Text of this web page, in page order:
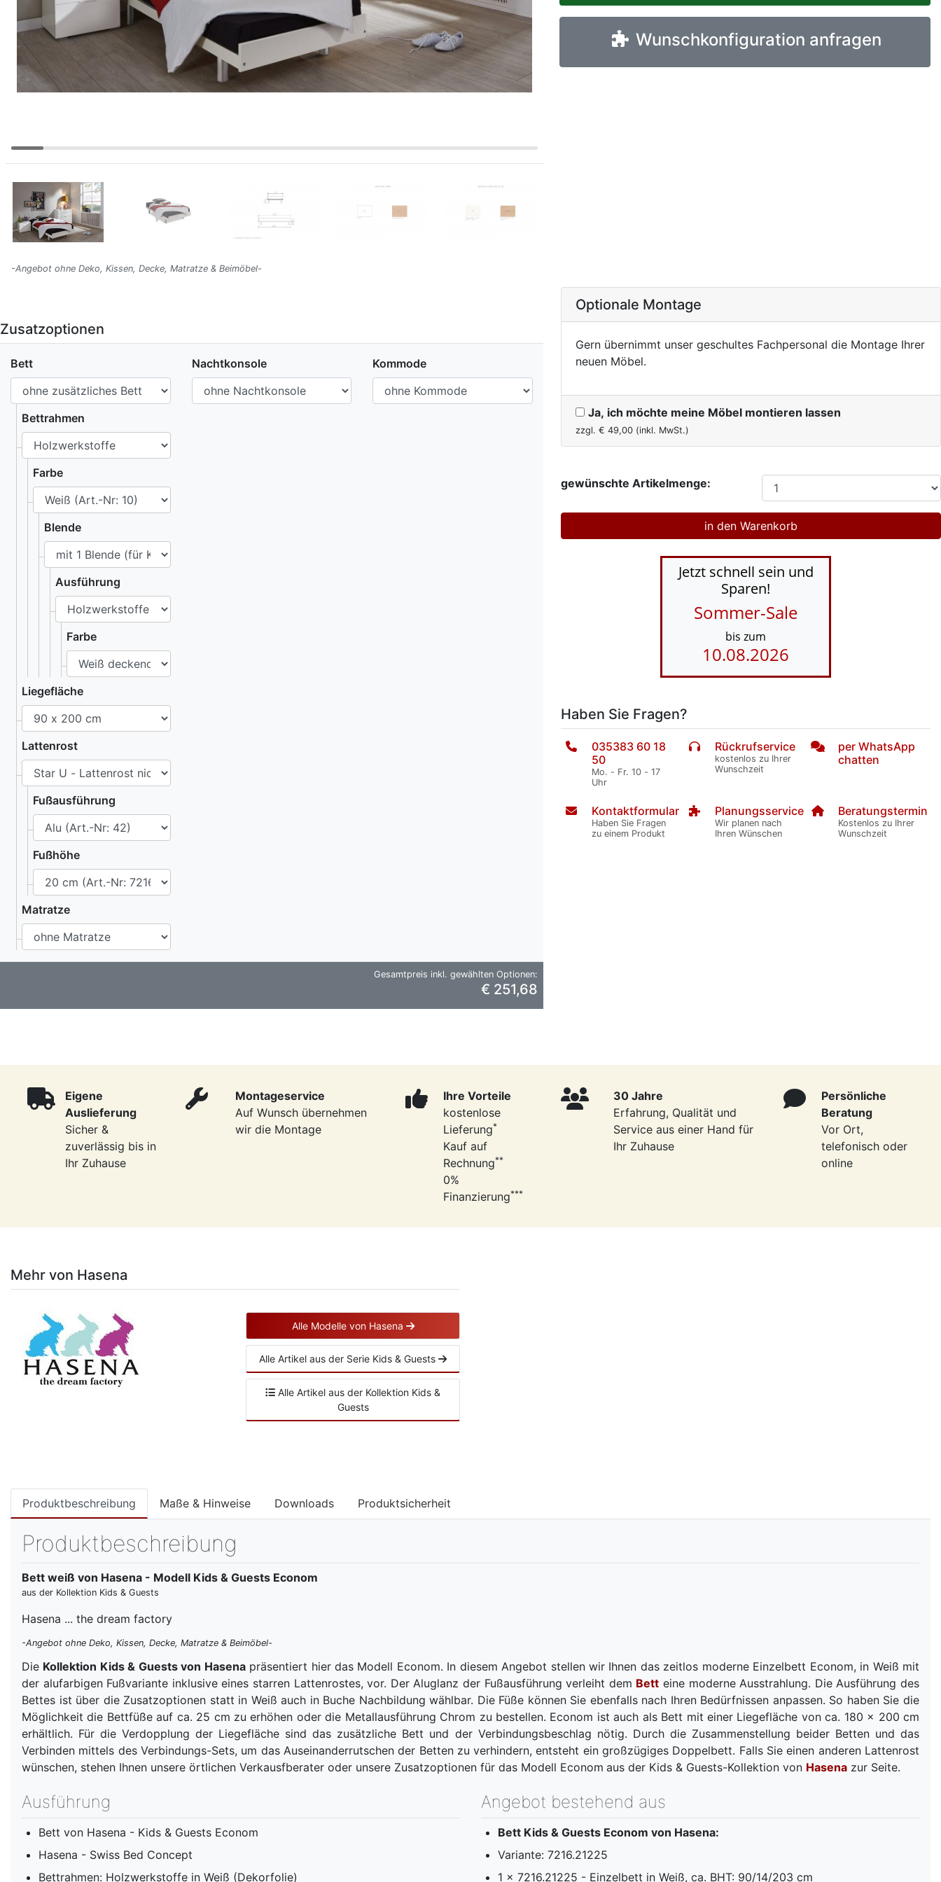
-Angebot ohne Deko, Kissen, Decke, Matratze & Beimöbel-
Wunschkonfiguration anfragen
Zusatzoptionen
Bett
Bettrahmen
Farbe
Blende
Ausführung
Farbe
Liegefläche
Lattenrost
Fußausführung
Fußhöhe
Matratze
Nachtkonsole Kommode
Gesamtpreis inkl. gewählten Optionen:
€ 251,68
Optionale Montage
Gern übernimmt unser geschultes Fachpersonal die Montage Ihrer
neuen Möbel.
Ja, ich möchte meine Möbel montieren lassen
zzgl. € 49,00 (inkl. MwSt.)
gewünschte Artikelmenge:
Jetzt schnell sein und
Sparen!
Sommer-Sale
bis zum
10.08.2026
Haben Sie Fragen?
035383 60 18
50
Mo. - Fr. 10 - 17
Uhr
Rückrufservice
kostenlos zu Ihrer
Wunschzeit
per WhatsApp
chatten
Kontaktformular
Haben Sie Fragen
zu einem Produkt
Planungsservice
Wir planen nach
Ihren Wünschen
Beratungstermin
Kostenlos zu Ihrer
Wunschzeit
Eigene
Auslieferung
Sicher &
zuverlässig bis in
Ihr Zuhause
Montageservice
Auf Wunsch übernehmen
wir die Montage
Ihre Vorteile
kostenlose
Lieferung*
Kauf auf
Rechnung**
0%
Finanzierung***
30 Jahre
Erfahrung, Qualität und
Service aus einer Hand für
Ihr Zuhause
Persönliche
Beratung
Vor Ort,
telefonisch oder
online
Mehr von Hasena
Alle Modelle von Hasena
Alle Artikel aus der Serie Kids & Guests
Alle Artikel aus der Kollektion Kids &
Guests
Produktbeschreibung Maße & Hinweise Downloads Produktsicherheit
Produktbeschreibung
Bett weiß von Hasena - Modell Kids & Guests Econom
aus der Kollektion Kids & Guests
Hasena ... the dream factory
-Angebot ohne Deko, Kissen, Decke, Matratze & Beimöbel-
Die Kollektion Kids & Guests von Hasenapräsentiert hier das Modell Econom. In diesem Angebot stellen wir Ihnen das zeitlos moderne Einzelbett Econom, in Weiß mit
der alufarbigen Fußvariante inklusive eines starren Lattenrostes, vor. Der Aluglanz der Fußausführung verleiht dem Bett eine moderne Ausstrahlung. Die Ausführung des
Bettes ist über die Zusatzoptionen statt in Weiß auch in Buche Nachbildung wählbar. Die Füße können Sie ebenfalls nach Ihren Bedürfnissen anpassen. So haben Sie die
Möglichkeit die Bettfüße auf ca. 25 cm zu erhöhen oder die Metallausführung Chrom zu bestellen. Econom ist auch als Bett mit einer Liegefläche von ca. 180 x 200 cm
erhältlich. Für die Verdopplung der Liegefläche sind das zusätzliche Bett und der Verbindungsbeschlag nötig. Durch die Zusammenstellung beider Betten und das
Verbinden mittels des Verbindungs-Sets, um das Auseinanderrutschen der Betten zu verhindern, entsteht ein großzügiges Doppelbett. Falls Sie einen anderen Lattenrost
wünschen, stehen Ihnen unsere örtlichen Verkausfberater oder unsere Zusatzoptionen für das Modell Econom aus der Kids & Guests-Kollektion von Hasena zur Seite.
Ausführung
Bett von Hasena - Kids & Guests Econom
Hasena - Swiss Bed Concept
Bettrahmen: Holzwerkstoffe in Weiß (Dekorfolie)
Angebot bestehend aus
Bett Kids & Guests Econom von Hasena:
Variante: 7216.21225
1 x 7216.21225 - Einzelbett in Weiß, ca. BHT: 90/14/203 cm